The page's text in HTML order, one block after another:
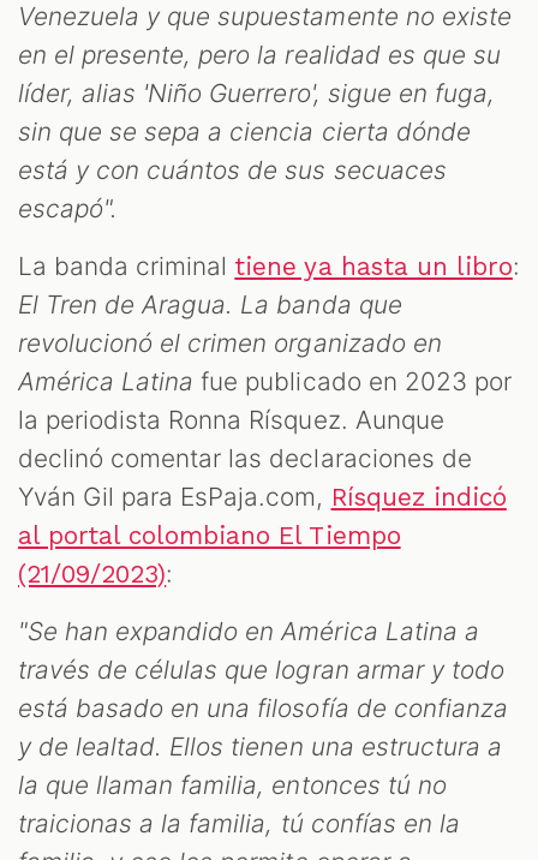
Venezuela y que supuestamente no existe
en el presente, pero la realidad es que su
líder, alias 'Niño Guerrero', sigue en fuga,
sin que se sepa a ciencia cierta dónde
está y con cuántos de sus secuaces
escapó".
La banda criminal tiene ya hasta un libro:
El Tren de Aragua. La banda que
revolucionó el crimen organizado en
América Latina fue publicado en 2023 por
la periodista Ronna Rísquez. Aunque
declinó comentar las declaraciones de
Yván Gil para EsPaja.com, Rísquez indicó
al portal colombiano El Tiempo
(21/09/2023):
"Se han expandido en América Latina a
través de células que logran armar y todo
está basado en una filosofía de confianza
y de lealtad. Ellos tienen una estructura a
la que llaman familia, entonces tú no
traicionas a la familia, tú confías en la